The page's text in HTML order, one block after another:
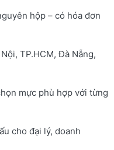
hộp – có hóa đơn
TP.HCM, Đà Nẵng,
mực phù hợp với từng
cho đại lý, doanh